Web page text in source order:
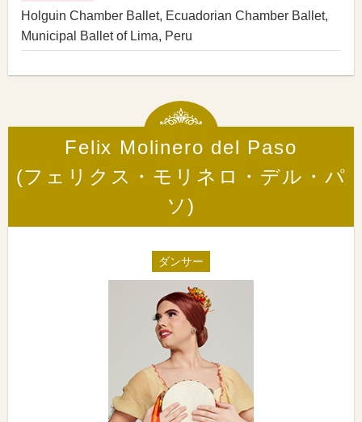
Holguin Chamber Ballet, Ecuadorian Chamber Ballet,
Municipal Ballet of Lima, Peru
Felix Molinero del Paso
(フェリクス・モリネロ・デル・パ
ソ)
ダンサー